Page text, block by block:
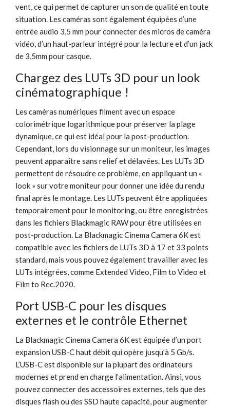
vent, ce qui permet de capturer un son de qualité en toute
situation. Les caméras sont également équipées d’une
entrée audio 3,5 mm pour connecter des micros de caméra
vidéo, d’un haut-parleur intégré pour la lecture et d’un jack
de 3,5mm pour casque.
Chargez des LUTs 3D pour un look
cinématographique !
Les caméras numériques filment avec un espace
colorimétrique logarithmique pour préserver la plage
dynamique, ce qui est idéal pour la post-production.
Cependant, lors du visionnage sur un moniteur, les images
peuvent apparaître sans relief et délavées. Les LUTs 3D
permettent de résoudre ce problème, en appliquant un «
look » sur votre moniteur pour donner une idée du rendu
final après le montage. Les LUTs peuvent être appliquées
temporairement pour le monitoring, ou être enregistrées
dans les fichiers Blackmagic RAW pour être utilisées en
post-production. La Blackmagic Cinema Camera 6K est
compatible avec les fichiers de LUTs 3D à 17 et 33 points
standard, mais vous pouvez également travailler avec les
LUTs intégrées, comme Extended Video, Film to Video et
Film to Rec.2020.
Port USB-C pour les disques
externes et le contrôle Ethernet
La Blackmagic Cinema Camera 6K est équipée d’un port
expansion USB-C haut débit qui opère jusqu’à 5 Gb/s.
L’USB-C est disponible sur la plupart des ordinateurs
modernes et prend en charge l’alimentation. Ainsi, vous
pouvez connecter des accessoires externes, tels que des
disques flash ou des SSD haute capacité, pour augmenter